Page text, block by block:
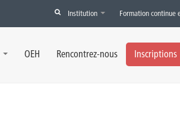
Institution Formation continue
OEH Rencontrez-nous Inscriptions